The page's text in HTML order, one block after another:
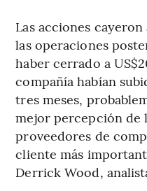
Las acciones
las operaciones
haber cerrado a
compañía habían
tres meses,
mejor percepción de
proveedores de
cliente más
Derrick Wood,